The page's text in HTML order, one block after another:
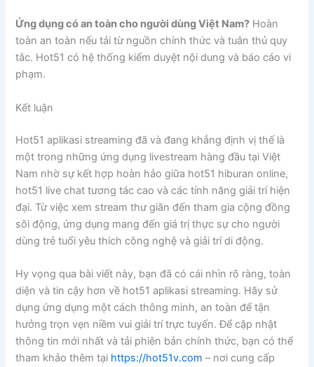
Ứng dụng có an toàn cho người dùng Việt Nam? Hoàn
toàn an toàn nếu tải từ nguồn chính thức và tuân thủ quy
tắc. Hot51 có hệ thống kiểm duyệt nội dung và báo cáo vi
phạm.
Kết luận
Hot51 aplikasi streaming đã và đang khẳng định vị thế là
một trong những ứng dụng livestream hàng đầu tại Việt
Nam nhờ sự kết hợp hoàn hảo giữa hot51 hiburan online,
hot51 live chat tương tác cao và các tính năng giải trí hiện
đại. Từ việc xem stream thư giãn đến tham gia cộng đồng
sôi động, ứng dụng mang đến giá trị thực sự cho người
dùng trẻ tuổi yêu thích công nghệ và giải trí di động.
Hy vọng qua bài viết này, bạn đã có cái nhìn rõ ràng, toàn
diện và tin cậy hơn về hot51 aplikasi streaming. Hãy sử
dụng ứng dụng một cách thông minh, an toàn để tận
hưởng trọn vẹn niềm vui giải trí trực tuyến. Để cập nhật
thông tin mới nhất và tải phiên bản chính thức, bạn có thể
tham khảo thêm tại https://hot51v.com – nơi cung cấp